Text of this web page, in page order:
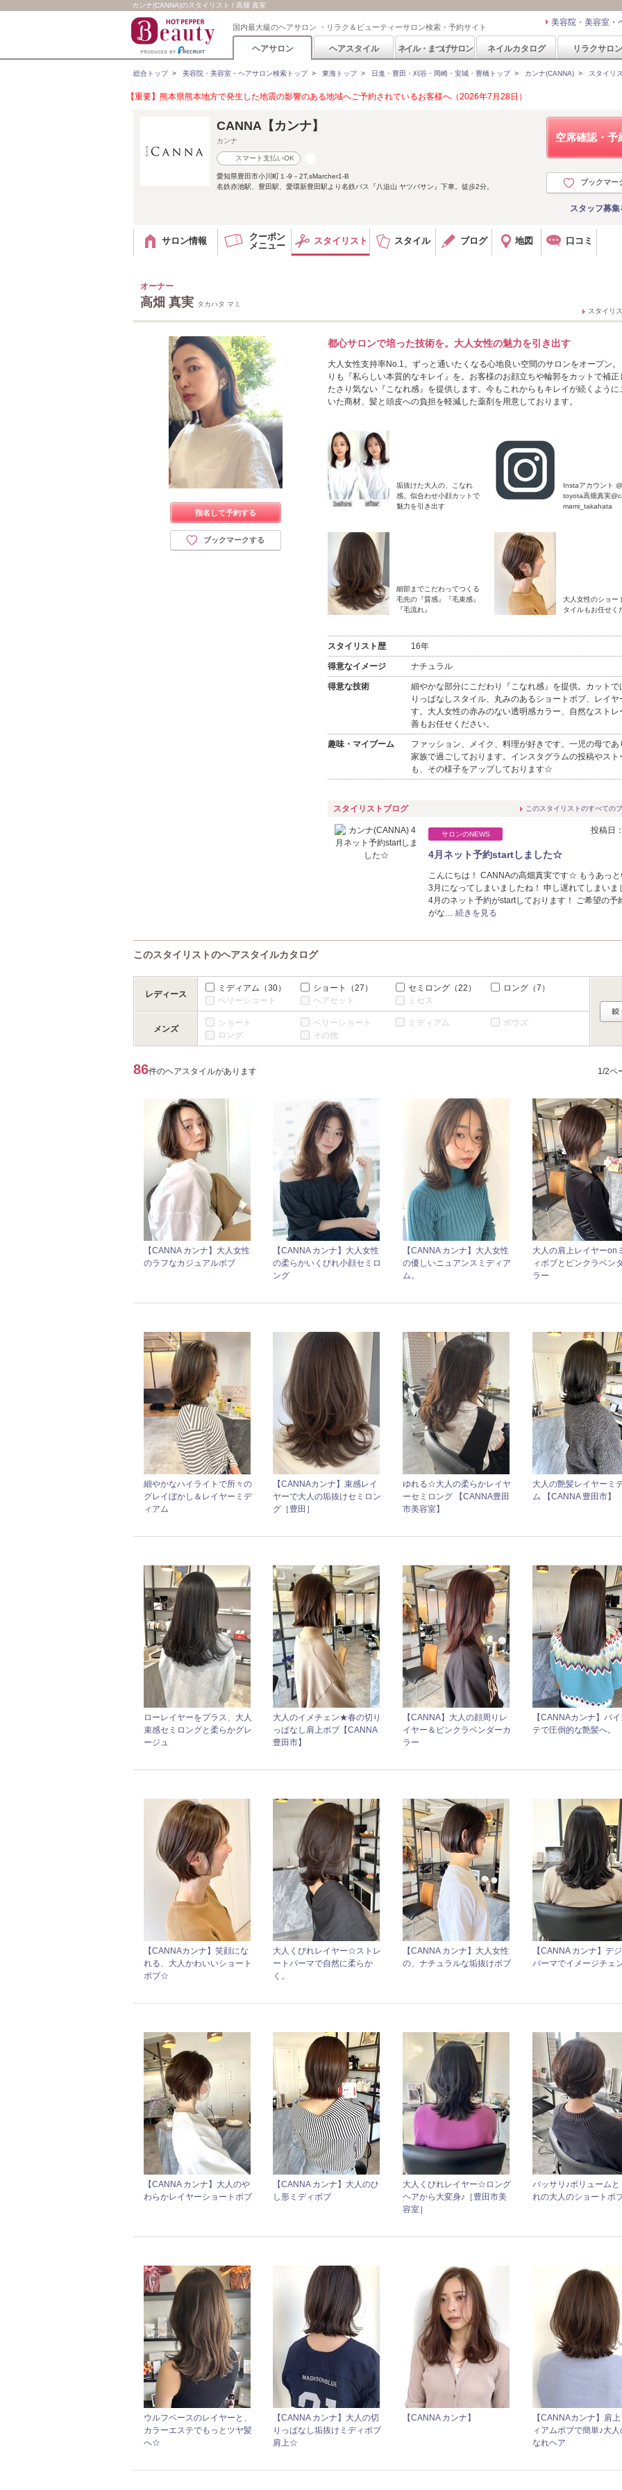
カンナ(CANNA)のスタイリスト / 高畑 真実
国内最大級のヘアサロン ・リラク＆ビューティーサロン検索・予約サイト 美容院・美容室・
ヘアサロン ヘアスタイル ネイル・まつげサロン ネイルカタログ リラクサロン
総合トップ> 美容院・美容室・ヘアサロン検索トップ> 東海トップ> 日進・豊田・刈谷・岡崎・安城・豊橋トップ> カンナ(CANNA) > スタイリ
【重要】熊本県熊本地方で発生した地震の影響のある地域へご予約されているお客様へ（2026年7月28日）
空席確認・予
ブックマー
スタッフ募
CANNA【カンナ】
カンナ
スマート支払いOK
愛知県豊田市小川町１-9－2T,sMarcher1-B
名鉄赤池駅、豊田駅、愛環新豊田駅より名鉄バス『八迫山 ヤツバサン』下車。徒歩2分。
サロン情報
クーポン
メニュー
スタイリスト スタイル ブログ 地図 口コミ
オーナー
高畑 真実 タカハタ マミ
スタイリ
指名して予約する
ブックマークする
都心サロンで培った技術を。大人女性の魅力を引き出す
大人女性支持率No.1。ずっと通いたくなる心地良い空間のサロンをオープン
りも『私らしい本質的なキレイ』を。お客様のお顔立ちや輪郭をカットで補正
たさり気ない『こなれ感』を提供します。今もこれからもキレイが続くように
いた商材、髪と頭皮への負担を軽減した薬剤を用意しております。
垢抜けた大人の、こなれ
感。似合わせ小顔カットで
魅力を引き出す
Instaアカウント
toyota高畑真実
mami_takahata
細部までこだわってつくる
毛先の『質感』『毛束感』
『毛流れ』
大人女性のショー
タイルもお任せ
スタイリスト歴 16年
得意なイメージ ナチュラル
得意な技術
細やかな部分にこだわり『こなれ感』を提供。カットで
りっぱなしスタイル、丸みのあるショートボブ、レイヤ
す。大人女性の赤みのない透明感カラー、自然なストレ
善もお任せください。
趣味・マイブーム
ファッション、メイク、料理が好きです。一児の母であ
家族で過ごしております。インスタグラムの投稿やスト
も、その様子をアップしております☆
スタイリストブログ このスタイリストのすべての
サロンのNEWS 投稿日
4月ネット予約startしました☆
こんにちは！ CANNAの高畑真実です☆ もうあっ
3月になってしまいましたね！ 申し遅れてしまいま
4月のネット予約がstartしております！ ご希望の予
がな… 続きを見る
このスタイリストのヘアスタイルカタログ
レディース
ミディアム （30） ショート （27） セミロング （22） ロング （7）
ベリーショート
ヘアセット ミセス
メンズ
ショート ベリーショート ミディアム
ボウズ
ロング
その他
86件のヘアスタイルがあります 1/2ペ
【CANNA カンナ】大人女性
のラフなカジュアルボブ
【CANNA カンナ】大人女性
の柔らかいくびれ小顔セミロ
ング
【CANNA カンナ】大人女性
の優しいニュアンスミディア
ム。
大人の肩上レイヤーon
ィボブとピンクラベン
ラー
細やかなハイライトで所々の
グレイぼかし＆レイヤーミデ
ィアム
【CANNAカンナ】束感レイ
ヤーで大人の垢抜けセミロン
グ［豊田］
ゆれる☆大人の柔らかレイヤ
ーセミロング 【CANNA豊田
市美容室】
大人の艶髪レイヤーミ
ム 【CANNA 豊田市】
ローレイヤーをプラス、大人
束感セミロングと柔らかグレ
ージュ
大人のイメチェン★春の切り
っぱなし肩上ボブ【CANNA
豊田市】
【CANNA】大人の顔周りレ
イヤー＆ピンクラベンダーカ
ラー
【CANNAカンナ】バ
テで圧倒的な艶髪へ。
【CANNAカンナ】笑顔にな
れる、大人かわいいショート
ボブ☆
大人くびれレイヤー☆ストレ
ートパーマで自然に柔らか
く。
【CANNA カンナ】大人女性
の、ナチュラルな垢抜けボブ
【CANNA カンナ】デ
パーマでイメージチェ
【CANNA カンナ】大人のや
わらかレイヤーショートボブ
【CANNA カンナ】大人のひ
し形ミディボブ
大人くびれレイヤー☆ロング
ヘアから大変身♪［豊田市美
容室］
バッサリ♪ボリュームと
れの大人のショートボ
ウルフベースのレイヤーと、
カラーエステでもっとツヤ髪
へ☆
【CANNA カンナ】大人の切
りっぱなし垢抜けミディボブ
肩上☆
【CANNA カンナ】
【CANNAカンナ】肩
ィアムボブで簡単♪大人
なれヘア